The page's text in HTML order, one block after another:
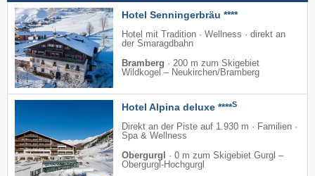
Hotel Senningerbräu ****
Hotel mit Tradition · Wellness · direkt an
der Smaragdbahn
Bramberg · 200 m zum Skigebiet
Wildkogel – Neukirchen/​Bramberg
Hotel Alpina deluxe ****S
Direkt an der Piste auf 1.930 m · Familien ·
Spa & Wellness
Obergurgl
· 0 m zum Skigebiet Gurgl –
Obergurgl-Hochgurgl